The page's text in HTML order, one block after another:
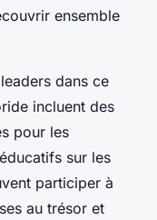
ensemble
dans ce
incluent des
pour les
sur les
participer à
au trésor et